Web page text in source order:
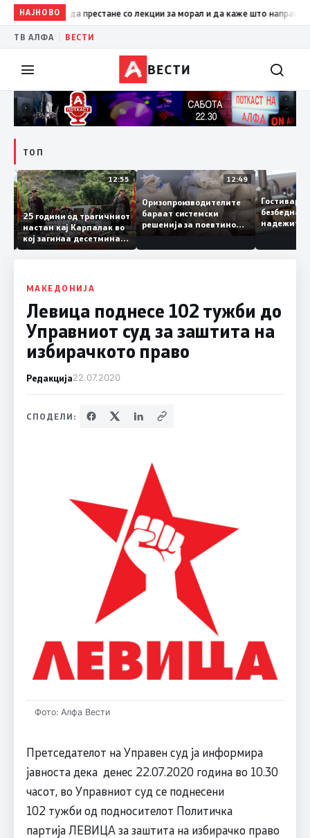
НАЈНОВО19:09Петрушевски: Левица да престане со лекции за морал
ТВ АЛФА ВЕСТИ
ВЕСТИ
ТОП
12:55
25 години од трагичниот
настан кај Карпалак во
кој загинаа десетмина
македонски бранители
12:49
Оризопроизводителите
бараат системски
решенија за поевтино
производство
МАКЕДОНИЈА
Левица поднесе 102 тужби до
Управниот суд за заштита на
избирачкото право
Редакција22.07.2020
СПОДЕЛИ:
Фото: Алфа Вести
Претседателот на Управен суд ја информира
јавноста дека денес 22.07.2020 година во 10.30
часот, во Управниот суд се поднесени
102 тужби од подносителот Политичка
партија ЛЕВИЦА за заштита на избирачко право